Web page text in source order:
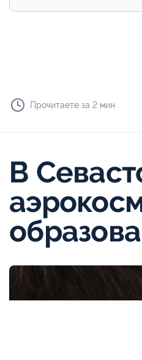
Прочитаете за 2 мин
В